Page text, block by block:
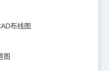
布线图
图